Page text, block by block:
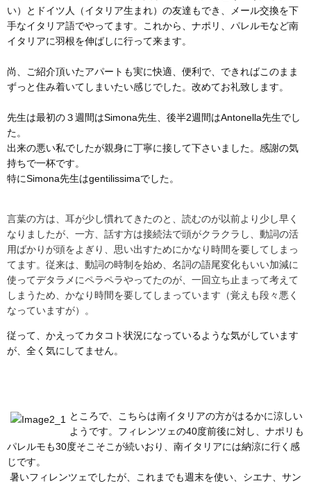
い）とドイツ人（イタリア生まれ）の友達もでき、メール交換を下
手なイタリア語でやってます。これから、ナポリ、パレルモなど南
イタリアに羽根を伸ばしに行って来ます。
尚、ご紹介頂いたアパートも実に快適、便利で、できればこのまま
ずっと住み着いてしまいたい感じでした。改めてお礼致します。
先生は最初の３週間はSimona先生、 後半2週間はAntonella先生でし
た。
出来の悪い私でしたが親身に丁寧に接して下さいました。 感謝の気
持ちで一杯です。
特にSimona先生はgentilissimaでした。
言葉の方は、耳が少し慣れてきたのと、 読むのが以前より少し早く
なりましたが、 一方、話す方は接続法で頭がクラクラし、 動詞の活
用ばかりが頭をよぎり、 思い出すためにかなり時間を要してしまっ
てます。従来は、 動詞の時制を始め、 名詞の語尾変化もいい加減に
使ってデタラメにペラペラやってたのが、一回立ち止まって考えて
しまうため、 かなり時間を要してしまっています（覚えも段々悪く
なっていますが）。
従って、 かえってカタコト状況になっているような気がしています
が、 全く気にしてません。
ところで、こちらは南イタリアの方がはるかに涼しい
ようです。 フィレンツェの40度前後に対し、 ナポリも
パレルモも30度そこそこが続いおり、 南イタリアには納涼に行く感
じです。
暑いフィレンツェでしたが、これまでも週末を使い、シエナ、 サン